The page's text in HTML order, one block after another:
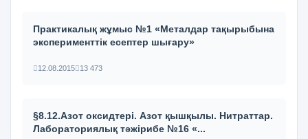
Практикалық жұмыс №1 «Металдар тақырыбына
эксперименттік есептер шығару»
12.08.2015 13 473
§8.12.Азот оксидтері. Азот қышқылы. Нитраттар.
Лабораториялық тәжірибе №16 «...